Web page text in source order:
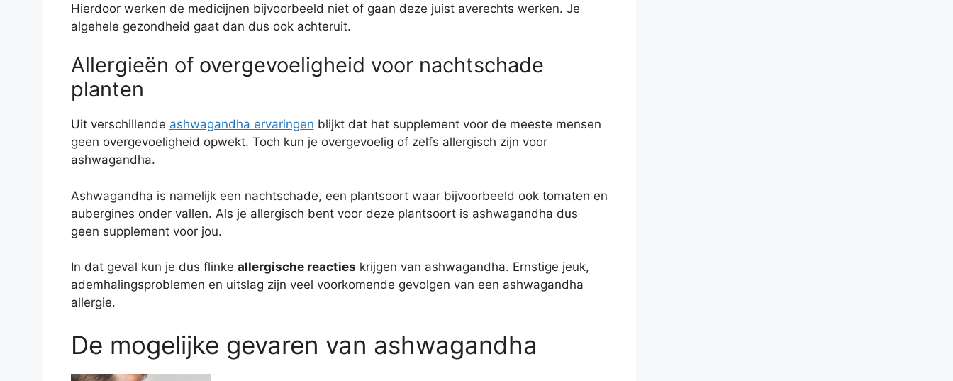
Hierdoor werken de medicijnen bijvoorbeeld niet of gaan deze juist averechts werken. Je
algehele gezondheid gaat dan dus ook achteruit.
Allergieën of overgevoeligheid voor nachtschade
planten
Uit verschillende ashwagandha ervaringen blijkt dat het supplement voor de meeste mensen
geen overgevoeligheid opwekt. Toch kun je overgevoelig of zelfs allergisch zijn voor
ashwagandha.
Ashwagandha is namelijk een nachtschade, een plantsoort waar bijvoorbeeld ook tomaten en
aubergines onder vallen. Als je allergisch bent voor deze plantsoort is ashwagandha dus
geen supplement voor jou.
In dat geval kun je dus flinke allergische reacties krijgen van ashwagandha. Ernstige jeuk,
ademhalingsproblemen en uitslag zijn veel voorkomende gevolgen van een ashwagandha
allergie.
De mogelijke gevaren van ashwagandha